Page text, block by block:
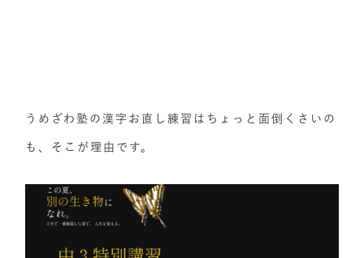
うめざわ塾の漢字お直し練習はちょっと面倒くさいの
も、そこが理由です。